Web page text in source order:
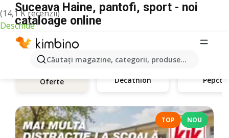
(14,1 K recenzii)
Deschide
Căutaţi magazine, categorii, produse...
Suceava Haine, pantofi, sport - noi
cataloage online
Oferte Decathlon Pepco
TOP NOU